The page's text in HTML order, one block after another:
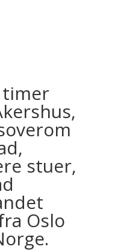
timer
stuer,
Oslo